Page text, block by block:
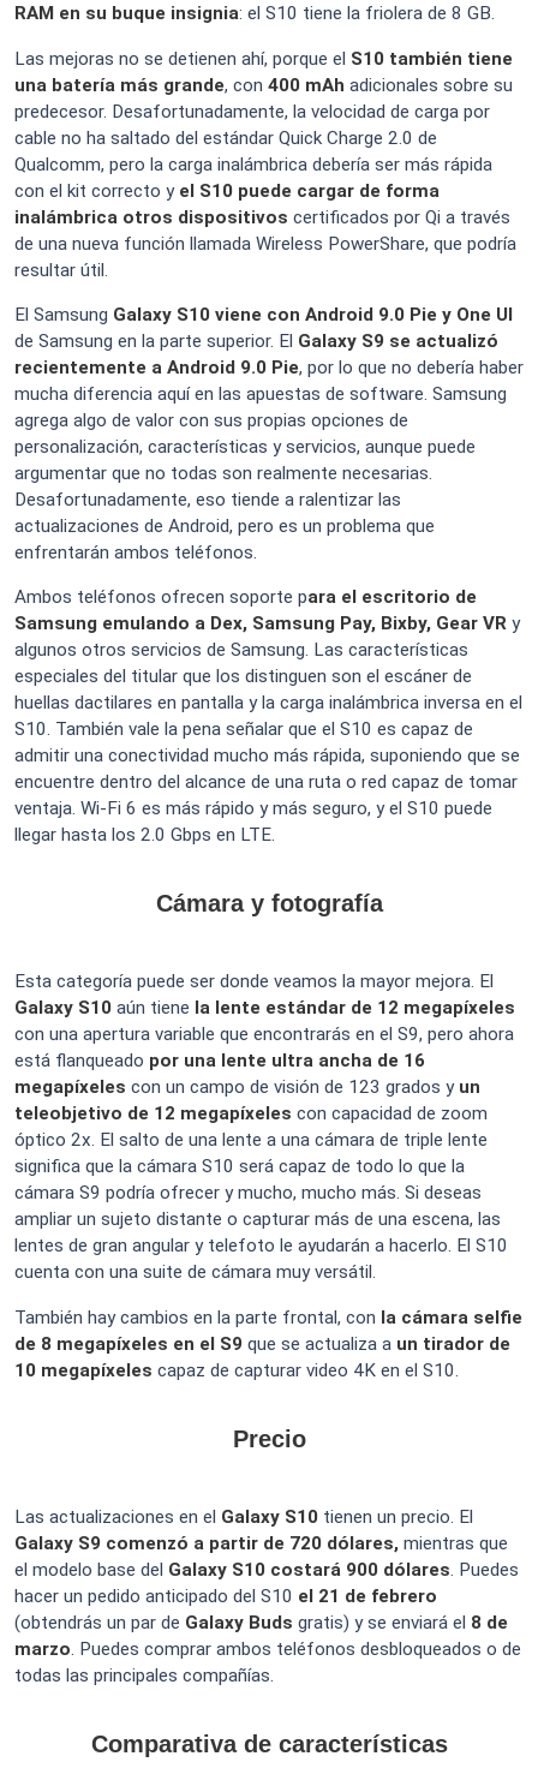
RAM en su buque insignia: el S10 tiene la friolera de 8 GB.
Las mejoras no se detienen ahí, porque el S10 también tiene
una batería más grande, con 400 mAh adicionales sobre su
predecesor. Desafortunadamente, la velocidad de carga por
cable no ha saltado del estándar Quick Charge 2.0 de
Qualcomm, pero la carga inalámbrica debería ser más rápida
con el kit correcto y el S10 puede cargar de forma
inalámbrica otros dispositivos certificados por Qi a través
de una nueva función llamada Wireless PowerShare, que podría
resultar útil.
El Samsung Galaxy S10 viene con Android 9.0 Pie y One UI
de Samsung en la parte superior. El Galaxy S9 se actualizó
recientemente a Android 9.0 Pie, por lo que no debería haber
mucha diferencia aquí en las apuestas de software. Samsung
agrega algo de valor con sus propias opciones de
personalización, características y servicios, aunque puede
argumentar que no todas son realmente necesarias.
Desafortunadamente, eso tiende a ralentizar las
actualizaciones de Android, pero es un problema que
enfrentarán ambos teléfonos.
Ambos teléfonos ofrecen soporte para el escritorio de
Samsung emulando a Dex, Samsung Pay, Bixby, Gear VR y
algunos otros servicios de Samsung. Las características
especiales del titular que los distinguen son el escáner de
huellas dactilares en pantalla y la carga inalámbrica inversa en el
S10. También vale la pena señalar que el S10 es capaz de
admitir una conectividad mucho más rápida, suponiendo que se
encuentre dentro del alcance de una ruta o red capaz de tomar
ventaja. Wi-Fi 6 es más rápido y más seguro, y el S10 puede
llegar hasta los 2.0 Gbps en LTE.
Cámara y fotografía
Esta categoría puede ser donde veamos la mayor mejora. El
Galaxy S10 aún tiene la lente estándar de 12 megapíxeles
con una apertura variable que encontrarás en el S9, pero ahora
está flanqueado por una lente ultra ancha de 16
megapíxeles con un campo de visión de 123 grados y un
teleobjetivo de 12 megapíxeles con capacidad de zoom
óptico 2x. El salto de una lente a una cámara de triple lente
significa que la cámara S10 será capaz de todo lo que la
cámara S9 podría ofrecer y mucho, mucho más. Si deseas
ampliar un sujeto distante o capturar más de una escena, las
lentes de gran angular y telefoto le ayudarán a hacerlo. El S10
cuenta con una suite de cámara muy versátil.
También hay cambios en la parte frontal, con la cámara selfie
de 8 megapíxeles en el S9 que se actualiza a un tirador de
10 megapíxeles capaz de capturar video 4K en el S10.
Precio
Las actualizaciones en el Galaxy S10 tienen un precio. El
Galaxy S9 comenzó a partir de 720 dólares, mientras que
el modelo base del Galaxy S10 costará 900 dólares. Puedes
hacer un pedido anticipado del S10 el 21 de febrero
(obtendrás un par de Galaxy Buds gratis) y se enviará el 8 de
marzo. Puedes comprar ambos teléfonos desbloqueados o de
todas las principales compañías.
Comparativa de características